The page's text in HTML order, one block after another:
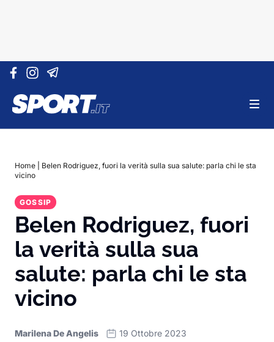
Vai al contenuto
Home
Belen Rodriguez, fuori la verità sulla sua salute: parla chi le sta
vicino
GOSSIP
Belen Rodriguez, fuori
la verità sulla sua
salute: parla chi le sta
vicino
Marilena De Angelis 19 Ottobre 2023